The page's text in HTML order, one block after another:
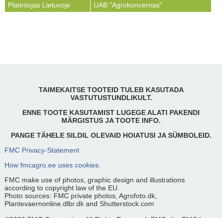
Platintojas Lietuvoje UAB "Agrokoncernas"
TAIMEKAITSE TOOTEID TULEB KASUTADA
VASTUTUSTUNDLIKULT.
ENNE TOOTE KASUTAMIST LUGEGE ALATI PAKENDI
MÄRGISTUS JA TOOTE INFO.
PANGE TÄHELE SILDIL OLEVAID HOIATUSI JA SÜMBOLEID.
FMC Privacy-Statement
How fmcagro.ee uses cookies.
FMC make use of photos, graphic design and illustrations
according to copyright law of the EU.
Photo sources: FMC private photos, Agrofoto.dk,
Plantevaernonline.dlbr.dk and Shutterstock.com